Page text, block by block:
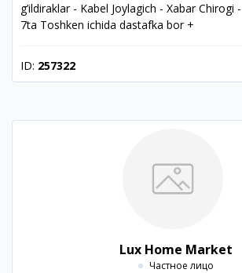
g’ildiraklar - Kabel Joylagich - Xabar Chirogi
7ta Toshken ichida dastafka bor +
ID: 257322
Lux Home Market
Частное лицо